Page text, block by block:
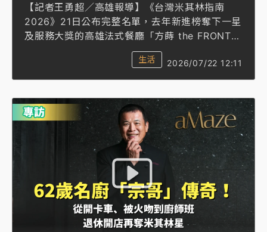
父親節泡湯了！中颱白海豚雨彈轟3天 「紅到發紫」降
雨熱區曝
【記者王勇超／高雄報導】《台灣米其林指南
2026》21日公布完整名單，去年新進榜奪下一星
及服務大獎的高雄法式餐廳「方蒔 the FRONT
HOUSE」，今年蟬聯米其林一星。
這間由主廚蔡中和與太太、外場經理兼侍酒師陳
年，但背後是夫妻20年餐飲歷練的結晶，更是兩
人共同的夢想，「他在廚房，她在前場」，夫妻
倆的默契，不只是料理與酒的搭配，更是生命中
的互相扶持。 兩人曾接受《知新聞》專訪，回顧
攜手實現米其林夢的過程。
2026/07/22 12:11
生活